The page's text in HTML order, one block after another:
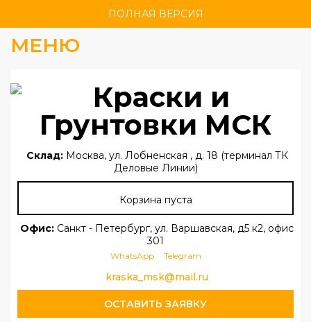
ПОЛНАЯ ВЕРСИЯ
МЕНЮ
Склад:Москва, ул. Лобненская , д. 18 (терминал ТК
Деловые Линии)
Корзина пуста
Офис: Санкт - Петербург, ул. Варшавская, д5 к2, офис
301
WhatsApp Telegram
kraska_msk@mail.ru
ОСТАВИТЬ ЗАЯВКУ